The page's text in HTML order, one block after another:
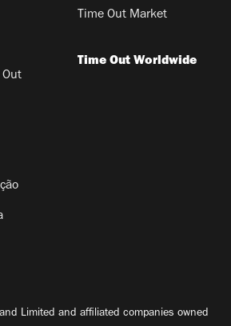
Out
Time Out Market
Time Out Worldwide
Limited and affiliated companies owned